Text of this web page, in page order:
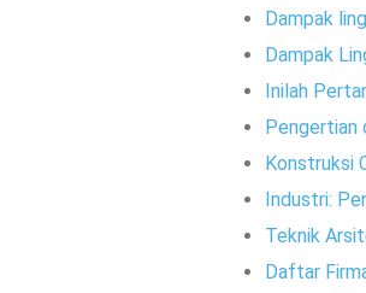
Dampak
Dampak
Inilah
Pengertian
Konstruksi
Industri:
Teknik
Daftar